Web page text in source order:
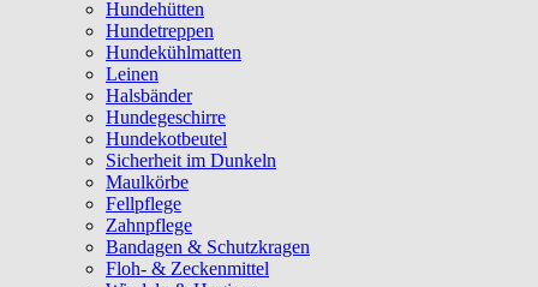
Hundehütten
Hundetreppen
Hundekühlmatten
Leinen
Halsbänder
Hundegeschirre
Hundekotbeutel
Sicherheit im Dunkeln
Maulkörbe
Fellpflege
Zahnpflege
Bandagen & Schutzkragen
Floh- & Zeckenmittel